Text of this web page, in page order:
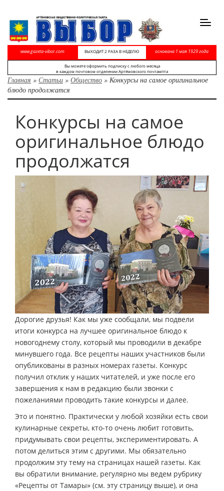
www.gazeta-vibor.com ВЫХОДИТ 2 РАЗА В НЕДЕЛЮ основана 1 мая 1929 года
Вы можете оформить подписку с любого месяца
в каждом почтовом отделении Артёмовского почтампта
Главная » Статьи » Общество » Конкурсы на самое оригинальное
блюдо продолжатся
Конкурсы на самое
оригинальное блюдо
продолжатся
Дорогие друзья! Как мы уже сообщали, мы подвели
итоги конкурса на лучшее оригинальное блюдо к
новогоднему столу, который мы проводили в декабре
минувшего года. Все рецепты наших участников были
опубликованы в разных номерах газеты. Конкурс
получил отклик у наших читателей, и уже после его
завершения к нам в редакцию были звонки с
пожеланиями проводить такие конкурсы и далее.
Это и понятно. Практически у любой хозяйки есть свои
кулинарные секреты, кто-то очень любит готовить,
придумывать свои рецепты, экспериментировать. А
потом делиться этим с другими. Мы обязательно
продолжим эту тему на страницах нашей газеты. Как
вы обратили внимание, регулярно мы ведем рубрику
«Рецепты от Тамары» (см. эту страницу выше), и она